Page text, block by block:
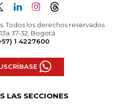
Todos los derechos reservados.
37-32, Bogotá
1 4227600
LAS SECCIONES